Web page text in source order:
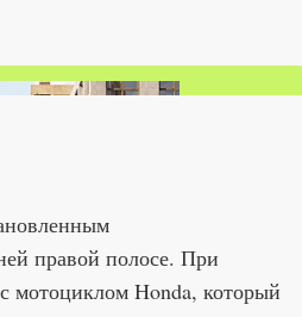
правой полосе. При
мотоциклом Honda, который